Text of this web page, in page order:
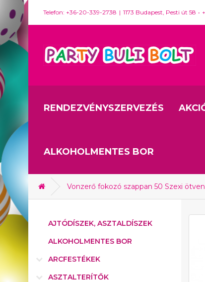
Telefon: +36-20-339-2738 1173 Budapest, Pesti út 58
RENDEZVÉNYSZERVEZÉS
ALKOHOLMENTES BOR
Vonzerő fokozó szappan 50 Szexi
AJTÓDÍSZEK, ASZTALDÍSZEK
ALKOHOLMENTES BOR
ARCFESTÉKEK
ASZTALTERÍTŐK